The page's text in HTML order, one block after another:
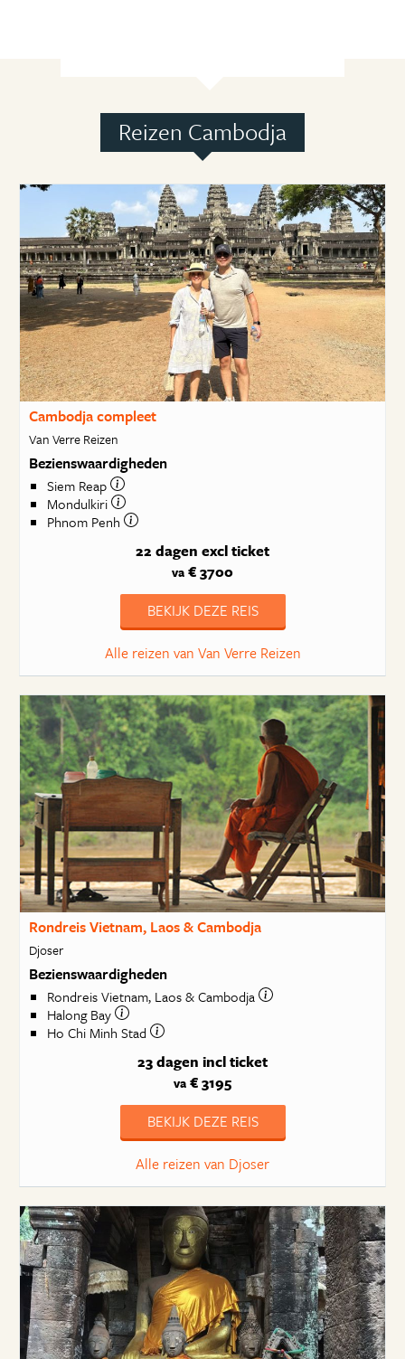
Reizen Cambodja
Cambodja compleet
Van Verre Reizen
Bezienswaardigheden
Siem Reap
Mondulkiri
Phnom Penh
22 dagen excl ticket
va € 3700
BEKIJK DEZE REIS
Alle reizen van Van Verre Reizen
Rondreis Vietnam, Laos & Cambodja
Djoser
Bezienswaardigheden
Rondreis Vietnam, Laos & Cambodja
Halong Bay
Ho Chi Minh Stad
23 dagen incl ticket
va € 3195
BEKIJK DEZE REIS
Alle reizen van Djoser